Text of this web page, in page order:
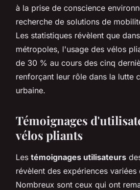
à la prise de conscience
recherche de solutions de
Les statistiques révèlent que
métropoles, l'usage des vélos
de 30 % au cours des cinq
renforçant leur rôle dans la lutte
urbaine.
Témoignages
vélos pliants
Les témoignages utilisateurs
révèlent des expériences variées
Nombreux sont ceux qui ont